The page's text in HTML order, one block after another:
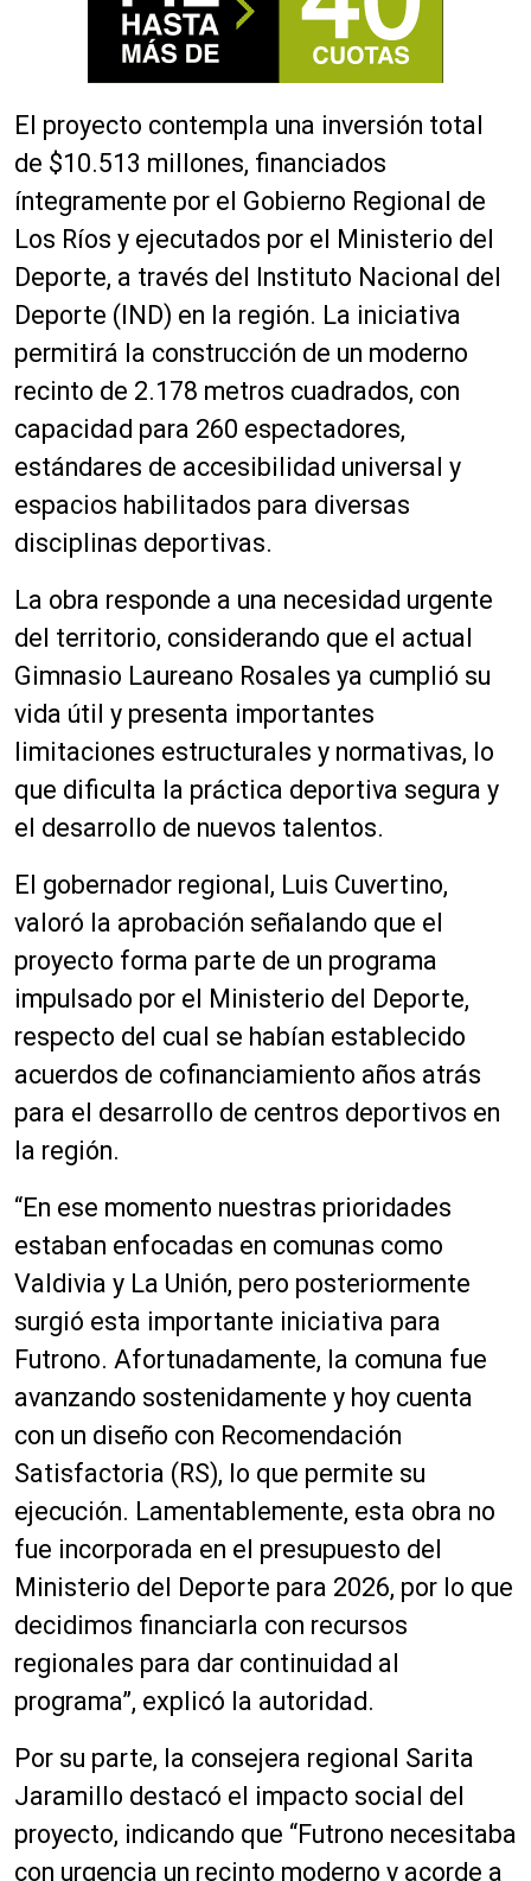
El proyecto contempla una inversión total
de $10.513 millones, financiados
íntegramente por el Gobierno Regional de
Los Ríos y ejecutados por el Ministerio del
Deporte, a través del Instituto Nacional del
Deporte (IND) en la región. La iniciativa
permitirá la construcción de un moderno
recinto de 2.178 metros cuadrados, con
capacidad para 260 espectadores,
estándares de accesibilidad universal y
espacios habilitados para diversas
disciplinas deportivas.
La obra responde a una necesidad urgente
del territorio, considerando que el actual
Gimnasio Laureano Rosales ya cumplió su
vida útil y presenta importantes
limitaciones estructurales y normativas, lo
que dificulta la práctica deportiva segura y
el desarrollo de nuevos talentos.
El gobernador regional, Luis Cuvertino,
valoró la aprobación señalando que el
proyecto forma parte de un programa
impulsado por el Ministerio del Deporte,
respecto del cual se habían establecido
acuerdos de cofinanciamiento años atrás
para el desarrollo de centros deportivos en
la región.
“En ese momento nuestras prioridades
estaban enfocadas en comunas como
Valdivia y La Unión, pero posteriormente
surgió esta importante iniciativa para
Futrono. Afortunadamente, la comuna fue
avanzando sostenidamente y hoy cuenta
con un diseño con Recomendación
Satisfactoria (RS), lo que permite su
ejecución. Lamentablemente, esta obra no
fue incorporada en el presupuesto del
Ministerio del Deporte para 2026, por lo que
decidimos financiarla con recursos
regionales para dar continuidad al
programa”, explicó la autoridad.
Por su parte, la consejera regional Sarita
Jaramillo destacó el impacto social del
proyecto, indicando que “Futrono necesitaba
con urgencia un recinto moderno y acorde a